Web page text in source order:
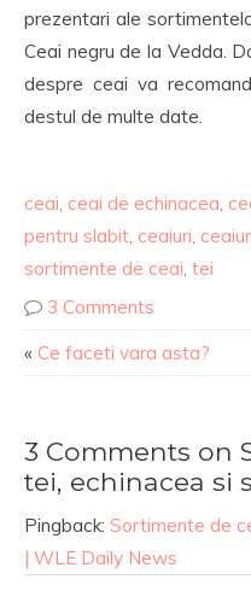
prezentari ale
Ceai negru de la Vedda.
despre ceai va
destul de multe date.
ceai ceai de echinacea
pentru slabit ceaiuri
sortimente de ceai tei
3 Comments
« Ce faceti vara asta?
3 Comments on
tei, echinacea si
Pingback: Sortimente de
| WLE Daily News